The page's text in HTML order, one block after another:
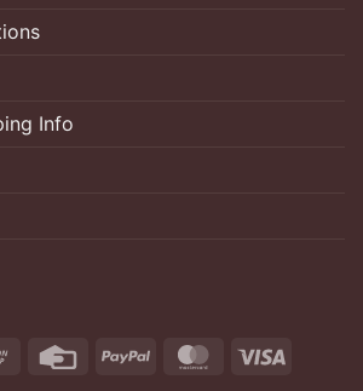
Info
Cash
Credit
PayPal MasterCard